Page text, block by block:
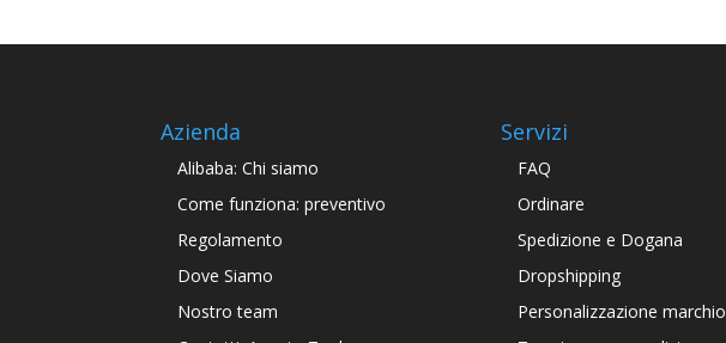
Azienda
Alibaba: Chi siamo
Come funziona: preventivo
Regolamento
Dove Siamo
Nostro team
Servizi
FAQ
Ordinare
Spedizione e Dogana
Dropshipping
Personalizzazione marchio